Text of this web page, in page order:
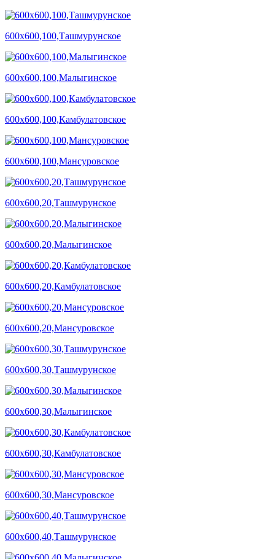
600х600,100,Ташмурунское
600х600,100,Малыгинское
600х600,100,Камбулатовское
600х600,100,Мансуровское
600х600,20,Ташмурунское
600х600,20,Малыгинское
600х600,20,Камбулатовское
600х600,20,Мансуровское
600х600,30,Ташмурунское
600х600,30,Малыгинское
600х600,30,Камбулатовское
600х600,30,Мансуровское
600х600,40,Ташмурунское